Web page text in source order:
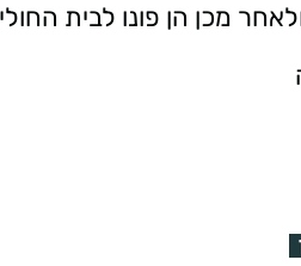
מכן הן פונו לבית